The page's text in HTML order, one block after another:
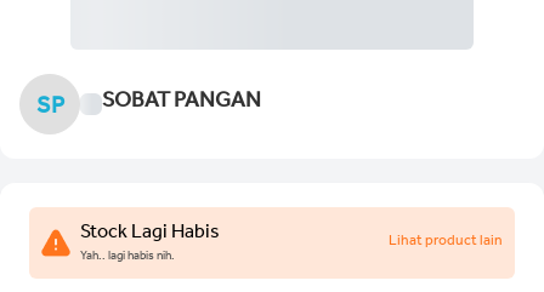
SP SOBAT PANGAN
Stock Lagi Habis
Yah.. lagi habis nih.
Lihat product lain